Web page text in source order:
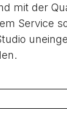
mit der
Service